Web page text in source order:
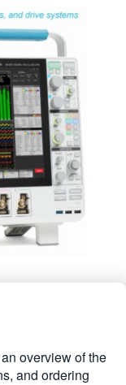
overview of the
and ordering